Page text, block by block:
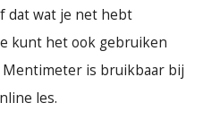
dat wat je net hebt
kunt het ook gebruiken
is bruikbaar bij
les.